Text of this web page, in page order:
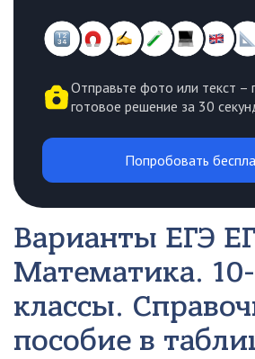
Отправьте фото или текст –
готовое решение за 30
Попробовать
Варианты ЕГЭ
Математика. 10-
классы.
пособие в